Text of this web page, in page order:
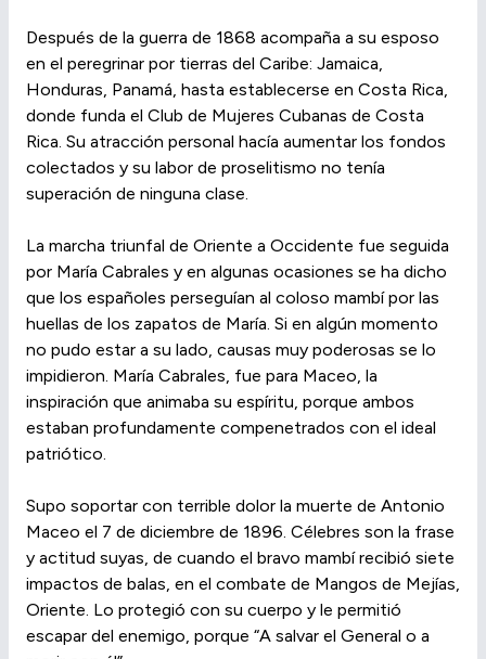
Después de la guerra de 1868 acompaña a su esposo
en el peregrinar por tierras del Caribe: Jamaica,
Honduras, Panamá, hasta establecerse en Costa Rica,
donde funda el Club de Mujeres Cubanas de Costa
Rica. Su atracción personal hacía aumentar los fondos
colectados y su labor de proselitismo no tenía
superación de ninguna clase.
La marcha triunfal de Oriente a Occidente fue seguida
por María Cabrales y en algunas ocasiones se ha dicho
que los españoles perseguían al coloso mambí por las
huellas de los zapatos de María. Si en algún momento
no pudo estar a su lado, causas muy poderosas se lo
impidieron. María Cabrales, fue para Maceo, la
inspiración que animaba su espíritu, porque ambos
estaban profundamente compenetrados con el ideal
patriótico.
Supo soportar con terrible dolor la muerte de Antonio
Maceo el 7 de diciembre de 1896. Célebres son la frase
y actitud suyas, de cuando el bravo mambí recibió siete
impactos de balas, en el combate de Mangos de Mejías,
Oriente. Lo protegió con su cuerpo y le permitió
escapar del enemigo, porque “A salvar el General o a